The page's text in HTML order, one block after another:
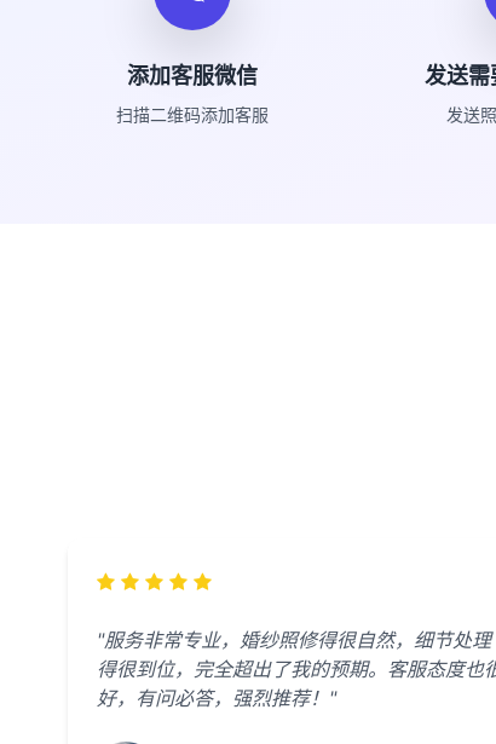
添加客服微信
扫描二维码添加客服
发送需
发送
"服务非常专业，婚纱照修得很自然，细节处理
得很到位，完全超出了我的预期。客服态度也
好，有问必答，强烈推荐！"